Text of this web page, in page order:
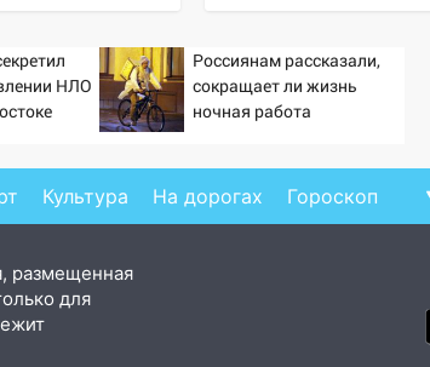
НЛО
Россиянам рассказали,
сокращает ли жизнь
ночная работа
Культура На дорогах Гороскоп
размещенная
для